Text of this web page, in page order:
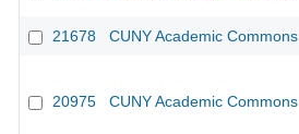
21678 CUNY Academic Commons
20975 CUNY Academic Commons